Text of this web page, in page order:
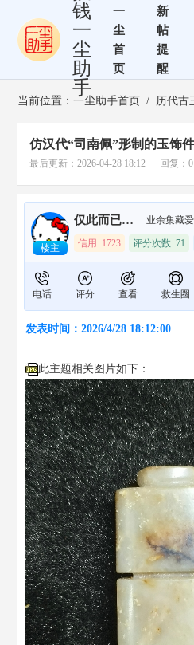
钱
一
尘
助
手
一
尘
首
页
新
帖
提
醒
当前位置：一尘助手首页 / 历代古
仿汉代“司南佩”形制的玉饰
最后更新：2026-04-28 18:12 回复
楼主
仅此而已plus 业余集藏
信用: 1723 评分次数: 71
电话 评分 查看 救生圈
发表时间：2026/4/28 18:12:00
此主题相关图片如下：